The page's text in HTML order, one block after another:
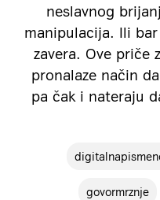
neslavnog
manipulacija. Ili
zavera. Ove priče
pronalaze način
pa čak i nateraju
govormrznje